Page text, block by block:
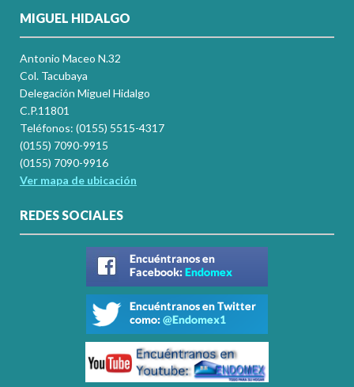
MIGUEL HIDALGO
Antonio Maceo N.32
Col. Tacubaya
Delegación Miguel Hidalgo
C.P.11801
Teléfonos: (0155) 5515-4317
(0155) 7090-9915
(0155) 7090-9916
Ver mapa de ubicación
REDES SOCIALES